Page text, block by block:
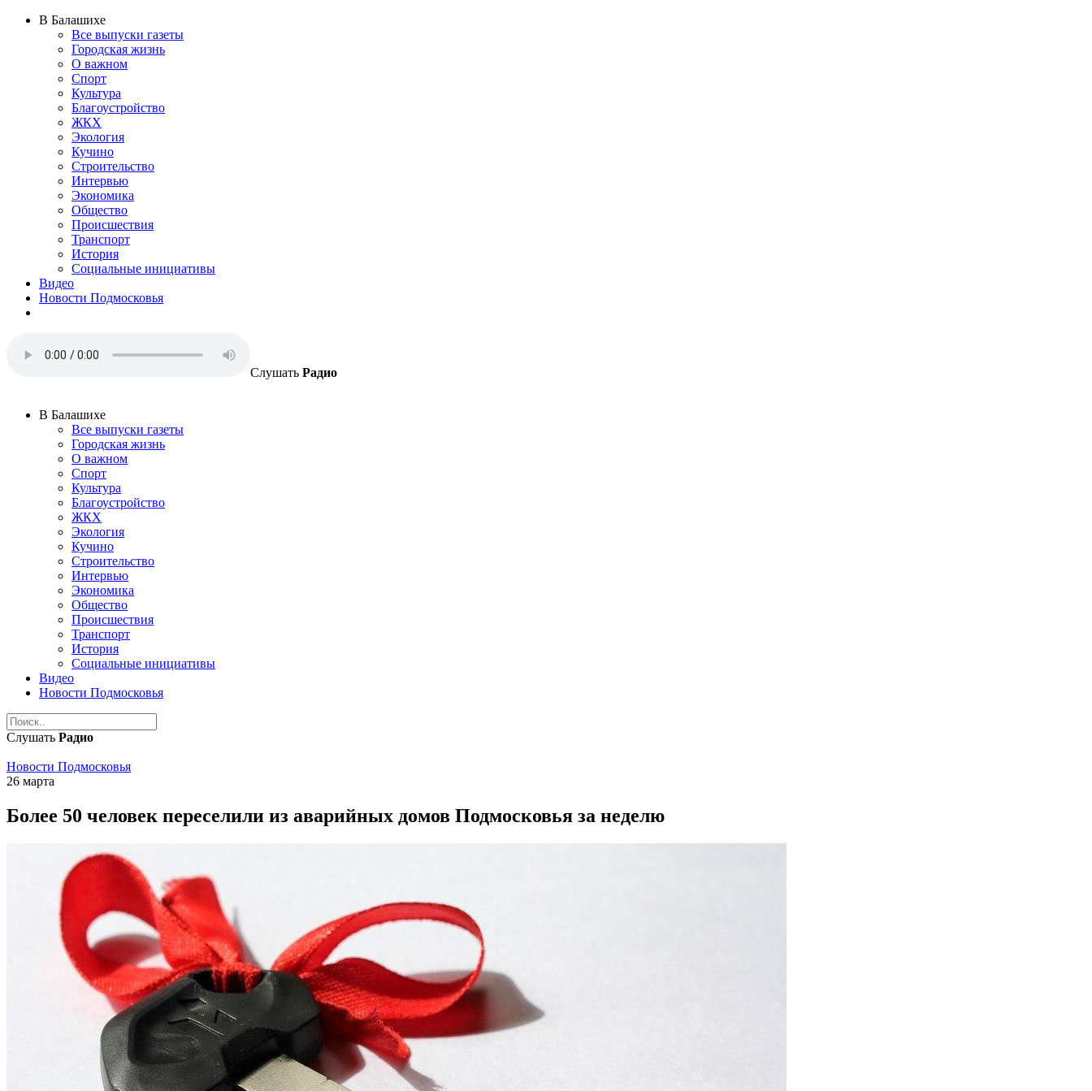
В Балашихе
Все выпуски газеты
Городская жизнь
О важном
Спорт
Культура
Благоустройство
ЖКХ
Экология
Кучино
Строительство
Интервью
Экономика
Общество
Происшествия
Транспорт
История
Социальные инициативы
Видео
Новости Подмосковья
Слушать Радио
В Балашихе
Все выпуски газеты
Городская жизнь
О важном
Спорт
Культура
Благоустройство
ЖКХ
Экология
Кучино
Строительство
Интервью
Экономика
Общество
Происшествия
Транспорт
История
Социальные инициативы
Видео
Новости Подмосковья
Слушать Радио
Новости Подмосковья
26 марта
Более 50 человек переселили из аварийных домов Подмосковья за неделю